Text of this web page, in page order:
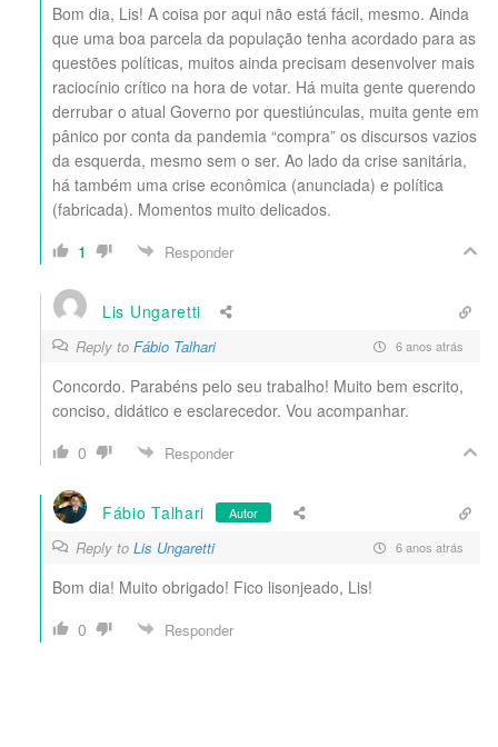
Bom dia, Lis! A coisa por aqui não está fácil, mesmo. Ainda
que uma boa parcela da população tenha acordado para as
questões políticas, muitos ainda precisam desenvolver mais
raciocínio crítico na hora de votar. Há muita gente querendo
derrubar o atual Governo por questiúnculas, muita gente em
pânico por conta da pandemia “compra” os discursos vazios
da esquerda, mesmo sem o ser. Ao lado da crise sanitária,
há também uma crise econômica (anunciada) e política
(fabricada). Momentos muito delicados.
1
Responder
Lis Ungaretti
Reply to Fábio Talhari 6 anos atrás
Concordo. Parabéns pelo seu trabalho! Muito bem escrito,
conciso, didático e esclarecedor. Vou acompanhar.
0
Responder
Fábio Talhari Autor
Reply to Lis Ungaretti 6 anos atrás
Bom dia! Muito obrigado! Fico lisonjeado, Lis!
0
Responder